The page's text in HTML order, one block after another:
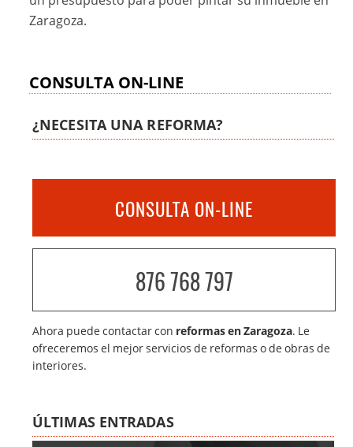
Zaragoza.
CONSULTA ON-LINE
¿NECESITA UNA REFORMA?
CONSULTA ON-LINE
876 768 797
Ahora puede contactar con reformas en Zaragoza. Le
ofreceremos el mejor servicios de reformas o de obras de
interiores.
ÚLTIMAS ENTRADAS